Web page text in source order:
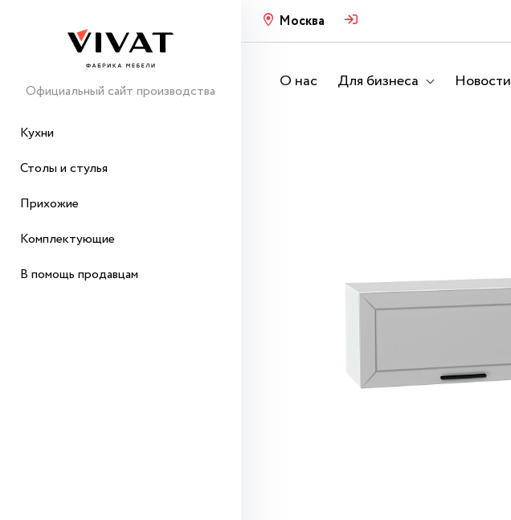
Официальный сайт производства
Кухни
Столы и стулья
Прихожие
Комплектующие
В помощь продавцам
Москва
О нас Для бизнеса Новости